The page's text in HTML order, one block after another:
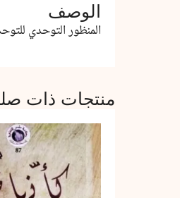
الوصف
المنظور التوحدي
منتجات ذات